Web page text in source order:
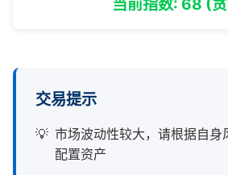
当前指数: 68 (
交易提示
市场波动性较大，请根据自身
配置资产